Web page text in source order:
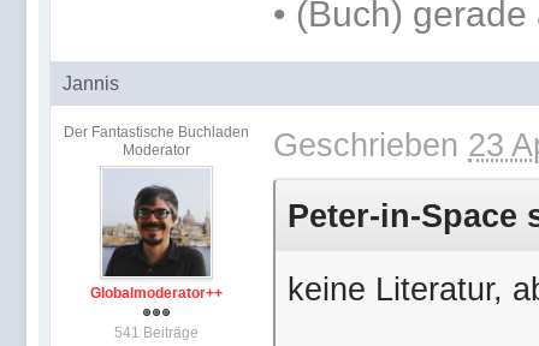
• (Buch) gerade
Jannis
Der Fantastische Buchladen
Moderator
Globalmoderator++
541 Beiträge
Geschrieben 23
Peter-in-Space
keine Literatur,